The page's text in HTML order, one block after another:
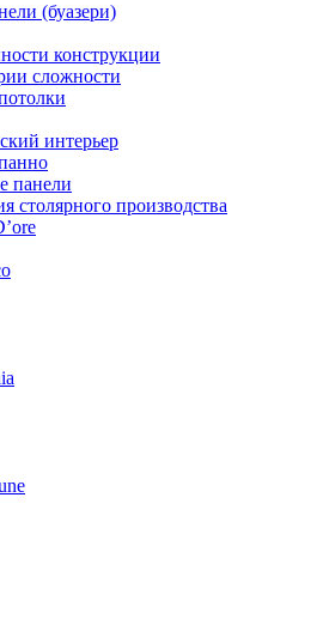
(буазери)
конструкции
сложности
интерьер
панели
столярного производства